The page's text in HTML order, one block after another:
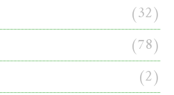
(32)
(78)
(2)